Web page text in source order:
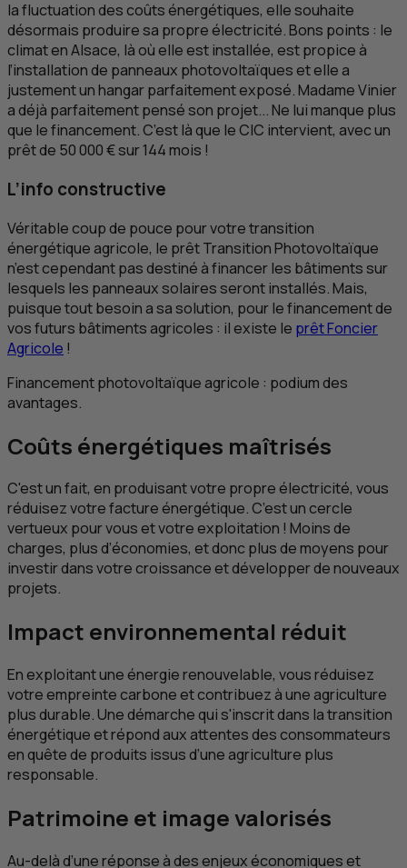
la fluctuation des coûts énergétiques, elle souhaite
désormais produire sa propre électricité. Bons points : le
climat en Alsace, là où elle est installée, est propice à
l’installation de panneaux photovoltaïques et elle a
justement un hangar parfaitement exposé. Madame Vinier
a déjà parfaitement pensé son projet... Ne lui manque plus
que le financement. C’est là que leCIC intervient, avec un
prêt de 50 000 € sur 144 mois !
L’info constructive
Véritable coup de pouce pour votre transition
énergétique agricole, le prêt Transition Photovoltaïque
n’est cependant pas destiné à financer les bâtiments sur
lesquels les panneaux solaires seront installés. Mais,
puisque tout besoin a sa solution, pour le financement de
vos futurs bâtiments agricoles : il existe le prêt Foncier
Agricole !
Financement photovoltaïque agricole : podium des
avantages.
Coûts énergétiques maîtrisés
C'est un fait, en produisant votre propre électricité, vous
réduisez votre facture énergétique. C’est un cercle
vertueux pour vous et votre exploitation ! Moins de
charges, plus d’économies, et donc plus de moyens pour
investir dans votre croissance et développer de nouveaux
projets.
Impact environnemental réduit
En exploitant une énergie renouvelable, vous réduisez
votre empreinte carbone et contribuez à une agriculture
plus durable. Une démarche qui s'inscrit dans la transition
énergétique et répond aux attentes des consommateurs
en quête de produits issus d’une agriculture plus
responsable.
Patrimoine et image valorisés
Au-delà d’une réponse à des enjeux économiques et